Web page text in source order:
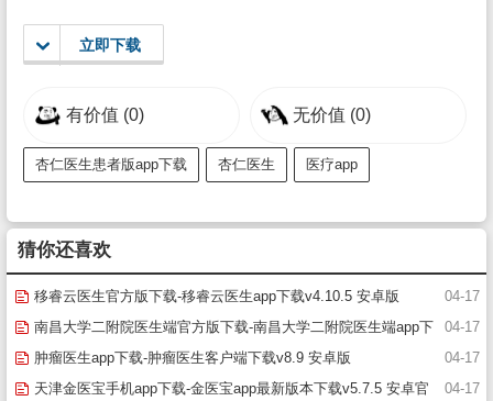
立即下载
有价值 (0) 无价值 (0)
杏仁医生患者版app下载 杏仁医生 医疗app
猜你还喜欢
04-17
移睿云医生官方版下载-移睿云医生app下载v4.10.5 安卓版
04-17
南昌大学二附院医生端官方版下载-南昌大学二附院医生端app下
载v1.3.2 安卓版
04-17
肿瘤医生app下载-肿瘤医生客户端下载v8.9 安卓版
04-17
天津金医宝手机app下载-金医宝app最新版本下载v5.7.5 安卓官